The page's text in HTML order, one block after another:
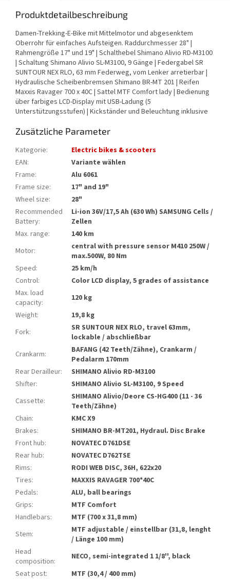
Produktdetailbeschreibung
Damen-Trekking-E-Bike mit Mittelmotor und abgesenktem
Oberrohr für einfaches Aufsteigen. Raddurchmesser 28" |
Rahmengröße 17" und 19" | Schalthebel Shimano Alivio RD-M3100
| Schaltung Shimano Alivio SL-M3100, 9 Gänge | Federgabel SR
SUNTOUR NEX RLO, 63 mm Federweg, vom Lenker arretierbar |
Hydraulische Scheibenbremsen Shimano BR-MT 201 | Reifen
Maxxis Ravager 700 x 40C | Sattel MTF Comfort lady | Bedienung
über farbiges LCD-Display mit USB-Ladung (5
Unterstützungsstufen) | Kickständer und Beleuchtung inklusive
Zusätzliche Parameter
Kategorie:
Electric bikes & scooters
EAN:
Variante wählen
Frame:
Alu 6061
Frame size:
17" and 19"
Wheel size:
28"
Recommended
Battery:
Li-ion 36V/17,5 Ah (630 Wh) SAMSUNG Cells /
Zellen
Max. range:
140 km
Motor:
central with pressure sensor M410 250W /
max.500W, 80 Nm
Speed:
25 km/h
Control:
Color LCD display, 5 grades of assistance
Max. load
capacity:
120 kg
Weight:
19,8 kg
Fork:
SR SUNTOUR NEX RLO, travel 63mm,
lockable / abschließbar
Crankarm:
BAFANG (42 Teeth/Zähne), Crankarm /
Pedalarm 170mm
Rear Derailleur:
SHIMANO Alivio RD-M3100
Shifter:
SHIMANO Alivio SL-M3100, 9 Speed
Cassette:
SHIMANO Alivio/Deore CS-HG400 (11 - 36
Teeth/Zähne)
Chain:
KMC X9
Brakes:
SHIMANO BR-MT201, Hydraul. Disc Brake
Front hub:
NOVATEC D761DSE
Rear hub:
NOVATEC D762TSE
Rims:
RODI WEB DISC, 36H, 622x20
Tires:
MAXXIS RAVAGER 700*40C
Pedals:
ALU, ball bearings
Grips:
MTF Comfort
Handlebars:
MTF (700 x 31,8 mm)
Stem:
MTF adjustable / einstellbar (31,8, lenght
/ Länge 100 mm)
Head
composition:
NECO, semi-integrated 1 1/8'', black
Seat post:
MTF (30,4 / 400 mm)